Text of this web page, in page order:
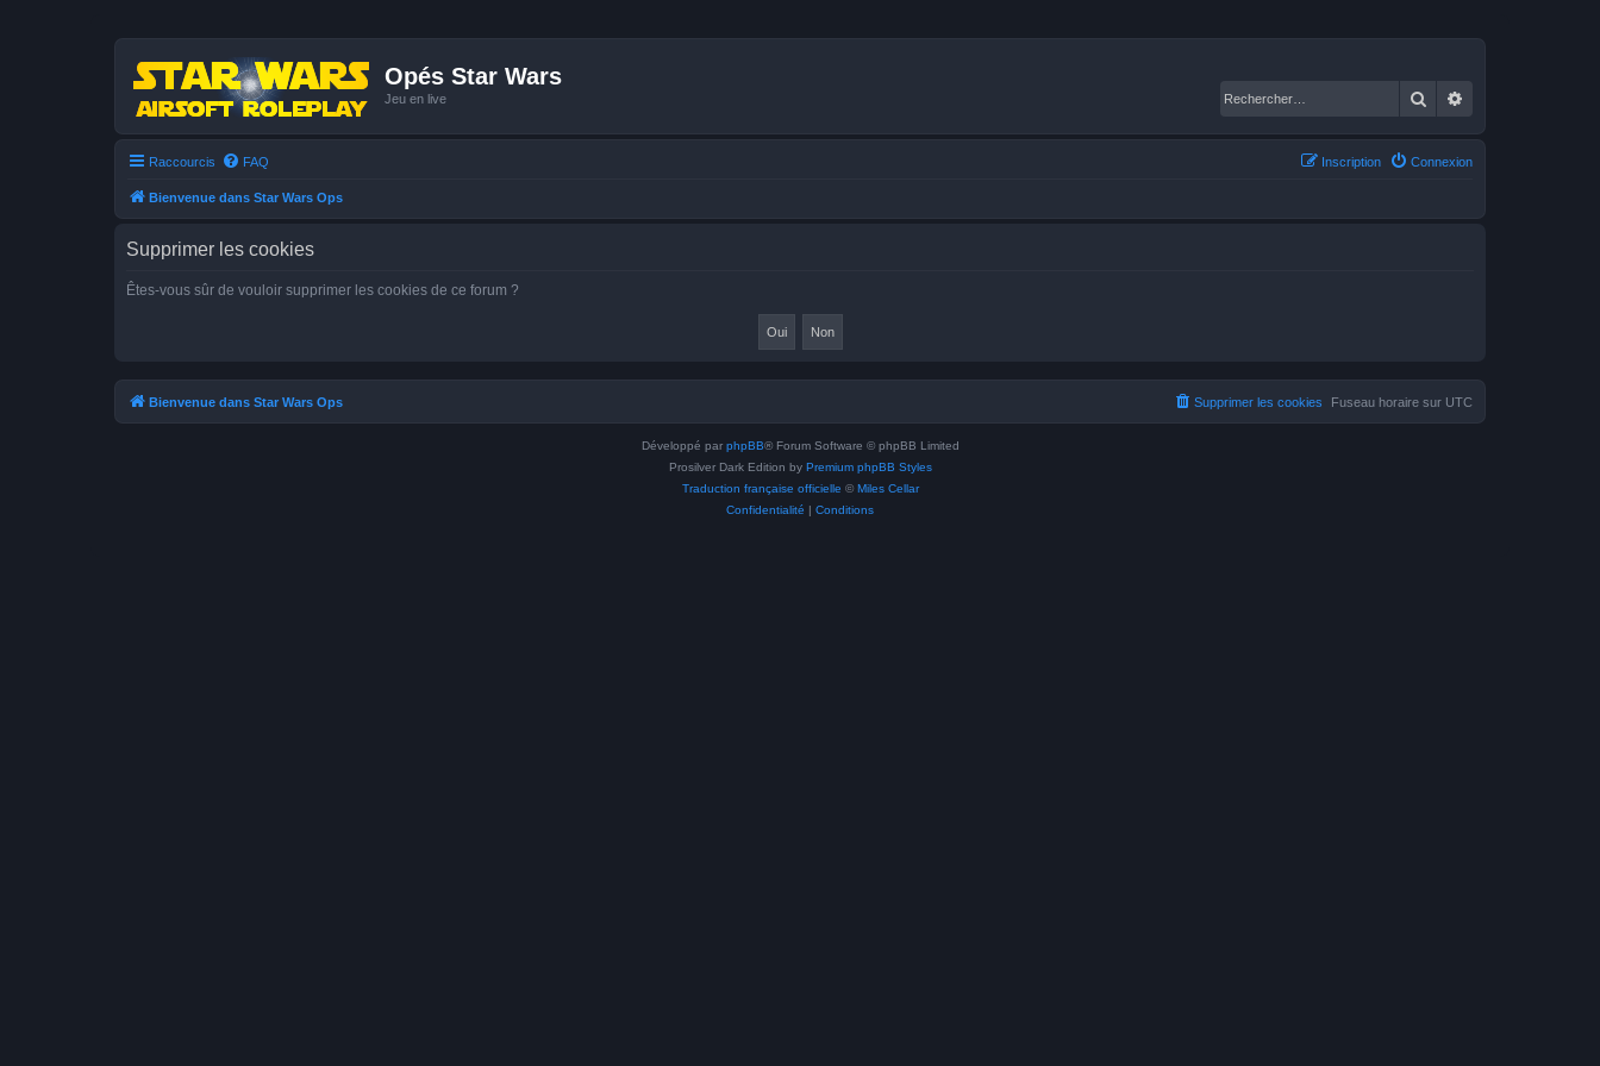
Opés Star Wars
Jeu en live Rechercher
Raccourcis FAQ Connexion
Inscription
Bienvenue dans Star Wars Ops
Supprimer les cookies
Êtes-vous sûr de vouloir supprimer les cookies de ce forum ?
Bienvenue dans Star Wars Ops Fuseau horaire sur UTC
Supprimer les cookies
Développé par phpBB® Forum Software © phpBB Limited
Prosilver Dark Edition by Premium phpBB Styles
Traduction française officielle © Miles Cellar
Confidentialité | Conditions